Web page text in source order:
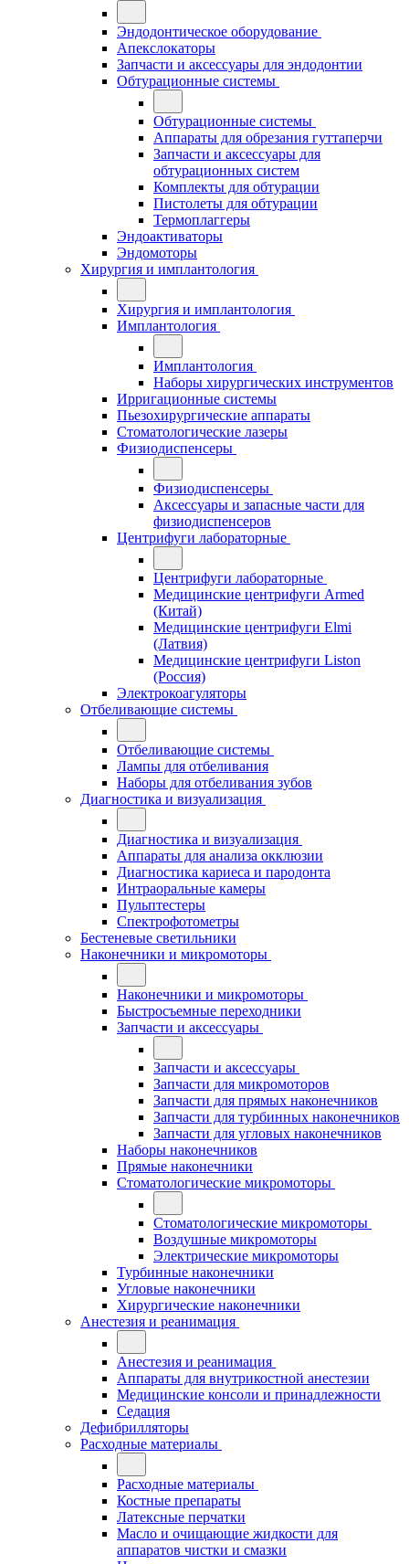
Эндодонтическое оборудование
Апекслокаторы
Запчасти и аксессуары для эндодонтии
Обтурационные системы
Обтурационные системы
Аппараты для обрезания гуттаперчи
Запчасти и аксессуары для
обтурационных систем
Комплекты для обтурации
Пистолеты для обтурации
Термоплаггеры
Эндоактиваторы
Эндомоторы
Хирургия и имплантология
Хирургия и имплантология
Имплантология
Имплантология
Наборы хирургических инструментов
Ирригационные системы
Пьезохирургические аппараты
Стоматологические лазеры
Физиодиспенсеры
Физиодиспенсеры
Аксессуары и запасные части для
физиодиспенсеров
Центрифуги лабораторные
Центрифуги лабораторные
Медицинские центрифуги Armed
(Китай)
Медицинские центрифуги Elmi
(Латвия)
Медицинские центрифуги Liston
(Россия)
Электрокоагуляторы
Отбеливающие системы
Отбеливающие системы
Лампы для отбеливания
Наборы для отбеливания зубов
Диагностика и визуализация
Диагностика и визуализация
Аппараты для анализа окклюзии
Диагностика кариеса и пародонта
Интраоральные камеры
Пульптестеры
Спектрофотометры
Бестеневые светильники
Наконечники и микромоторы
Наконечники и микромоторы
Быстросъемные переходники
Запчасти и аксессуары
Запчасти и аксессуары
Запчасти для микромоторов
Запчасти для прямых наконечников
Запчасти для турбинных наконечников
Запчасти для угловых наконечников
Наборы наконечников
Прямые наконечники
Стоматологические микромоторы
Стоматологические микромоторы
Воздушные микромоторы
Электрические микромоторы
Турбинные наконечники
Угловые наконечники
Хирургические наконечники
Анестезия и реанимация
Анестезия и реанимация
Аппараты для внутрикостной анестезии
Медицинские консоли и принадлежности
Седация
Дефибрилляторы
Расходные материалы
Расходные материалы
Костные препараты
Латексные перчатки
Масло и очищающие жидкости для
аппаратов чистки и смазки